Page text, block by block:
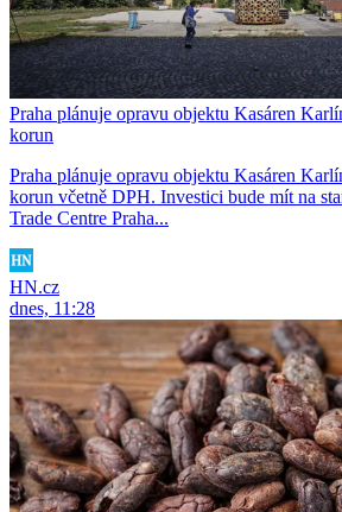
Praha plánuje opravu objektu Kasáren
korun
Praha plánuje opravu objektu Kasáren
korun včetně DPH. Investici bude mít na
Trade Centre Praha...
HN.cz
dnes, 11:28